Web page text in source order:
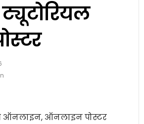
ऑनलाइन, ऑनलाइन पोस्टर